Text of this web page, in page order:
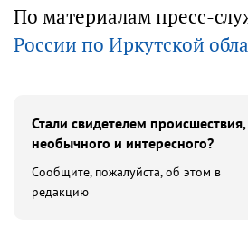
По материалам пресс-
России по Иркутской
Стали свидетелем происшествия,
необычного и интересного?
Сообщите, пожалуйста, об этом в
редакцию